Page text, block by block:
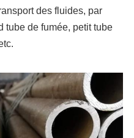
des fluides, par
tube de fumée, petit tube